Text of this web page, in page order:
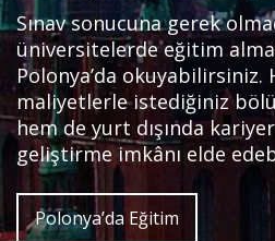
Sınav sonucuna gerek
üniversitelerde eğitim
Polonya’da okuyabilirsiniz.
maliyetlerle istediğiniz
hem de yurt dışında
geliştirme imkânı elde
Polonya’da Eğitim